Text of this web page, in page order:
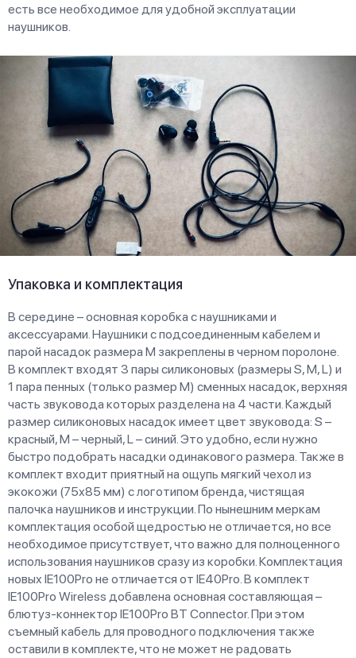
есть все необходимое для удобной эксплуатации
наушников.
Упаковка и комплектация
В середине – основная коробка с наушниками и
аксессуарами. Наушники с подсоединенным кабелем и
парой насадок размера М закреплены в черном поролоне.
В комплект входят 3 пары силиконовых (размеры S, M, L) и
1 пара пенных (только размер М) сменных насадок, верхняя
часть звуковода которых разделена на 4 части. Каждый
размер силиконовых насадок имеет цвет звуковода: S –
красный, М – черный, L – синий. Это удобно, если нужно
быстро подобрать насадки одинакового размера. Также в
комплект входит приятный на ощупь мягкий чехол из
экокожи (75х85 мм) с логотипом бренда, чистящая
палочка наушников и инструкции. По нынешним меркам
комплектация особой щедростью не отличается, но все
необходимое присутствует, что важно для полноценного
использования наушников сразу из коробки. Комплектация
новых IE100Pro не отличается от IE40Pro. В комплект
IE100Pro Wireless добавлена основная составляющая –
блютуз-коннектор IE100Pro BT Connector. При этом
съемный кабель для проводного подключения также
оставили в комплекте, что не может не радовать